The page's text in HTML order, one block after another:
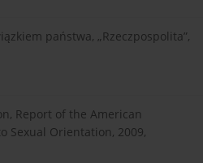
państwa, „Rzeczpospolita”,
Report of the American
Sexual Orientation, 2009,